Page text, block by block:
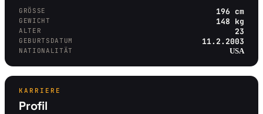
GRÖSSE 196 cm
GEWICHT 148 kg
ALTER 23
GEBURTSDATUM 11.2.2003
NATIONALITÄT USA
KARRIERE
Profil